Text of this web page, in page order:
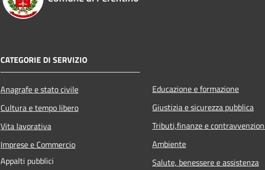
CATEGORIE DI SERVIZIO
Anagrafe e stato civile
Cultura e tempo libero
Vita lavorativa
Imprese e Commercio
Appalti pubblici
Educazione e formazione
Giustizia e sicurezza pubblica
Tributi,finanze e
Ambiente
Salute, benessere e assistenza